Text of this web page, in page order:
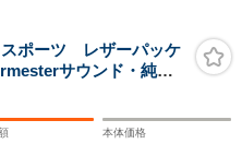
ポーツ レザーパッケ
サウンド・純正
パワートランク・
ティP・2.0ETC・エ
本体価格